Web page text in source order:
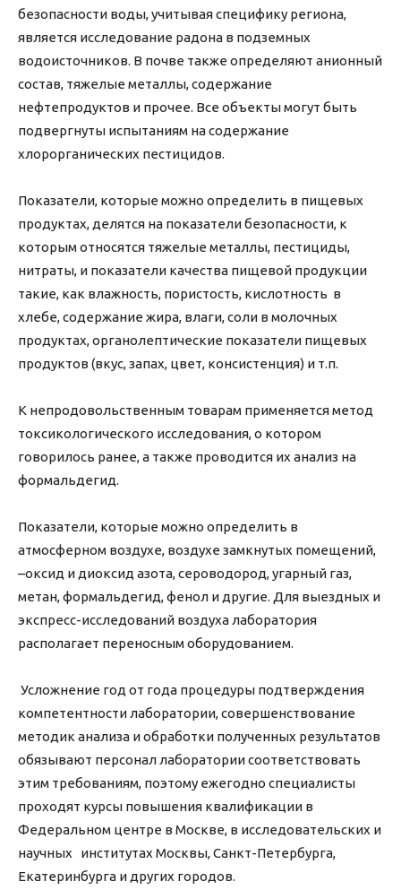
безопасности воды, учитывая специфику региона,
является исследование радона в подземных
водоисточников. В почве также определяют анионный
состав, тяжелые металлы, содержание
нефтепродуктов и прочее. Все объекты могут быть
подвергнуты испытаниям на содержание
хлорорганических пестицидов.
Показатели, которые можно определить в пищевых
продуктах, делятся на показатели безопасности, к
которым относятся тяжелые металлы, пестициды,
нитраты, и показатели качества пищевой продукции
такие, как влажность, пористость, кислотность в
хлебе, содержание жира, влаги, соли в молочных
продуктах, органолептические показатели пищевых
продуктов (вкус, запах, цвет, консистенция) и т.п.
К непродовольственным товарам применяется метод
токсикологического исследования, о котором
говорилось ранее, а также проводится их анализ на
формальдегид.
Показатели, которые можно определить в
атмосферном воздухе, воздухе замкнутых помещений,
–оксид и диоксид азота, сероводород, угарный газ,
метан, формальдегид, фенол и другие. Для выездных и
экспресс-исследований воздуха лаборатория
располагает переносным оборудованием.
Усложнение год от года процедуры подтверждения
компетентности лаборатории, совершенствование
методик анализа и обработки полученных результатов
обязывают персонал лаборатории соответствовать
этим требованиям, поэтому ежегодно специалисты
проходят курсы повышения квалификации в
Федеральном центре в Москве, в исследовательских и
научных институтах Москвы, Санкт-Петербурга,
Екатеринбурга и других городов.